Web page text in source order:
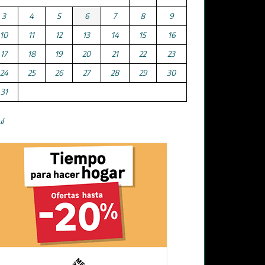
3
4 5 6 7 8
9
10
11 12 13 14 15
16
17
18 19 20 21 22
23
24
25 26 27 28 29
30
31